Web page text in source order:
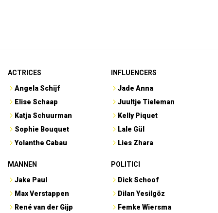
ACTRICES
Angela Schijf
Elise Schaap
Katja Schuurman
Sophie Bouquet
Yolanthe Cabau
INFLUENCERS
Jade Anna
Juultje Tieleman
Kelly Piquet
Lale Gül
Lies Zhara
MANNEN
Jake Paul
Max Verstappen
René van der Gijp
POLITICI
Dick Schoof
Dilan Yesilgöz
Femke Wiersma